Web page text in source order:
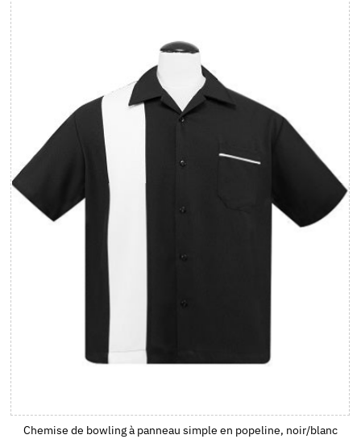
Chemise de bowling à panneau simple en popeline, noir/blanc